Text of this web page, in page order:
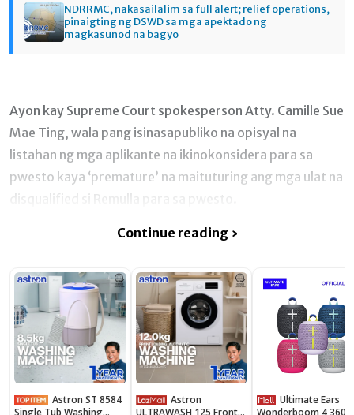
NDRRMC, nakasailalim sa full alert; relief operations,
pinaigting ng DSWD sa mga apektado ng
magkasunod na bagyo
Ayon kay Supreme Court spokesperson Atty. Camille Sue
Mae Ting, wala pang isinasapubliko na opisyal na
listahan ng mga aplikante na ikinokonsidera para sa
pwesto kaya ‘premature’ na maituturing ang mga ulat na
disqualified si Remulla para sa pwesto.
Continue reading ›
Astron ST 8584
Single Tub Washing
Astron
ULTRAWASH 125 Front
Wonderboom 4 360°